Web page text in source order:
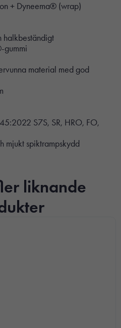
+ Dyneema® (wrap)
halkbeständigt
gummi
material med god
S7S, SR, HRO, FO,
spiktrampskydd
liknande